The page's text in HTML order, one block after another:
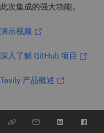
此次集成的强大功能。
演示视频
深入了解 GitHub 项目
Tavily 产品概述